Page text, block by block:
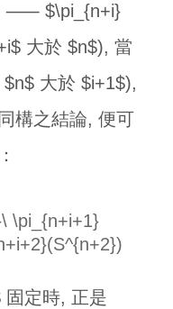
⸺ $\pi_{n+i}
大於 $n$), 當
大於 $i+1$),
構之結論, 便可
\pi_{n+i+1}
固定時, 正是